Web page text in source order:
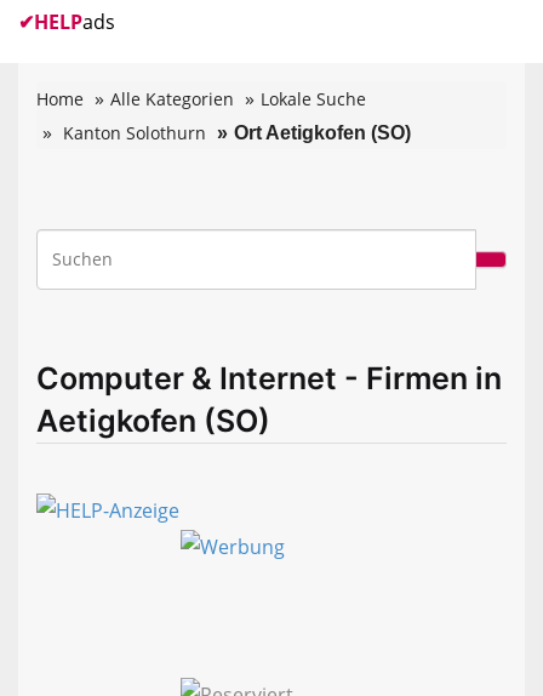
✔HELPads
Home Alle Kategorien
Lokale Suche
Kanton Solothurn
Ort Aetigkofen (SO)
Computer & Internet - Firmen in
Aetigkofen (SO)